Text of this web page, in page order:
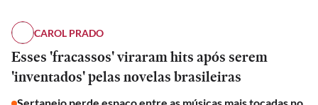
CAROL PRADO
Esses 'fracassos' viraram hits após serem
'inventados' pelas novelas brasileiras